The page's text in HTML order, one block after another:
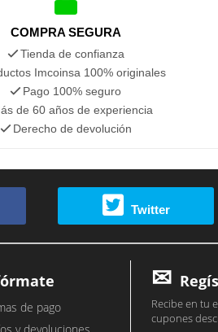
COMPRA SEGURA
Tienda de confianza
Imcoinsa 100% originales
Pago 100% seguro
de 60 años de experiencia
Derecho de devolución
Twitter
de pago
Recibe en tu
cupones